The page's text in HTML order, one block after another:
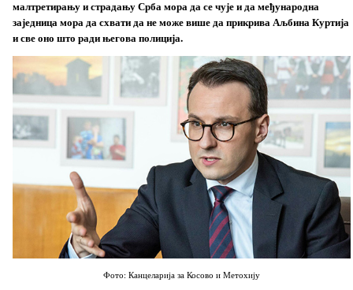
малтретирању и страдању Срба мора да се чује и да међународна
заједница мора да схвати да не може више да прикрива Аљбина Куртија
и све оно што ради његова полиција.
Фото: Канцеларија за Косово и Метохију